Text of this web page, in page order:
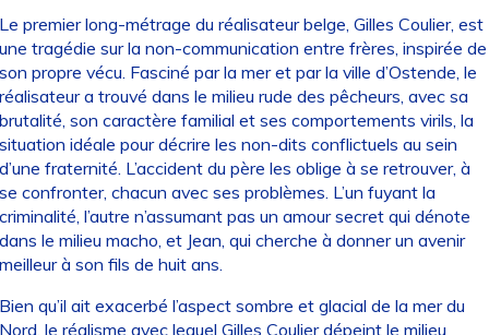
premier long-métrage du réalisateur belge, Gilles Coulier, est
tragédie sur la non-communication entre frères, inspirée de
propre vécu. Fasciné par la mer et par la ville d’Ostende, le
a trouvé dans le milieu rude des pêcheurs, avec sa
son caractère familial et ses comportements virils, la
idéale pour décrire les non-dits conflictuels au sein
fraternité. L’accident du père les oblige à se retrouver, à
confronter, chacun avec ses problèmes. L’un fuyant la
l’autre n’assumant pas un amour secret qui dénote
le milieu macho, et Jean, qui cherche à donner un avenir
à son fils de huit ans.
qu’il ait exacerbé l’aspect sombre et glacial de la mer du
le réalisme avec lequel Gilles Coulier dépeint le milieu